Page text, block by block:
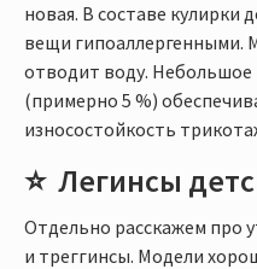
новая. В составе кулирки
вещи гипоаллергенными.
отводит воду. Небольшое
(примерно 5 %)
износостойкость
Легинсы
Отдельно расскажем про
и треггинсы. Модели